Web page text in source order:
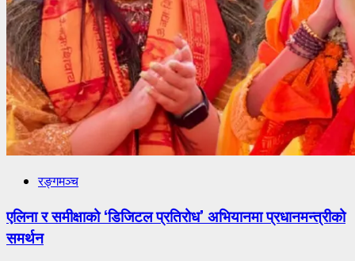
रङ्गमञ्च
एलिना र समीक्षाको ‘डिजिटल प्रतिरोध’ अभियानमा प्रधानमन्त्रीको
समर्थन